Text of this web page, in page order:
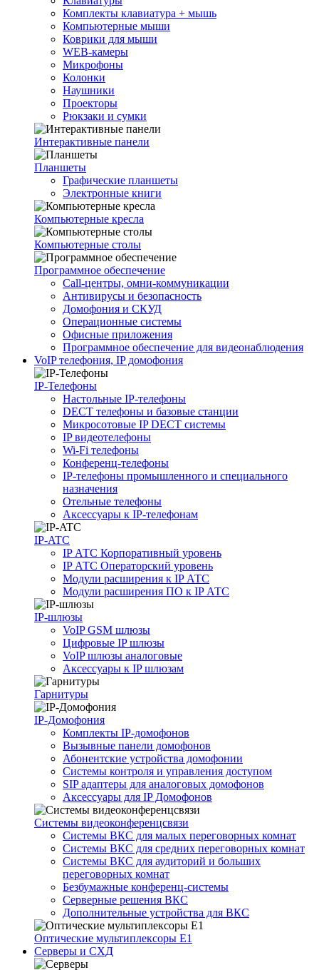
Комплекты клавиатура + мышь
Компьютерные мыши
Коврики для мыши
WEB-камеры
Микрофоны
Колонки
Наушники
Проекторы
Рюкзаки и сумки
Интерактивные панели
Планшеты
Графические планшеты
Электронные книги
Компьютерные кресла
Компьютерные столы
Программное обеспечение
Call-центры, омни-коммуникации
Антивирусы и безопасность
Домофония и СКУД
Операционные системы
Офисные приложения
Программное обеспечение для видеонаблюдения
VoIP телефония, IP домофония
IP-Телефоны
Настольные IP-телефоны
DECT телефоны и базовые станции
Микросотовые IP DECT системы
IP видеотелефоны
Wi-Fi телефоны
Конференц-телефоны
IP-телефоны промышленного и специального
назначения
Отельные телефоны
Аксессуары к IP-телефонам
IP-ATC
IP АТС Корпоративный уровень
IP АТС Операторский уровень
Модули расширения к IP АТС
Модули расширения ПО к IP АТС
IP-шлюзы
VoIP GSM шлюзы
Цифровые IP шлюзы
VoIP шлюзы аналоговые
Аксессуары к IP шлюзам
Гарнитуры
IP-Домофония
Комплекты IP-домофонов
Вызывные панели домофонов
Абонентские устройства домофонии
Системы контроля и управления доступом
SIP адаптеры для аналоговых домофонов
Аксессуары для IP Домофонов
Системы видеоконференцсвязи
Системы ВКС для малых переговорных комнат
Системы ВКС для средних переговорных комнат
Системы ВКС для аудиторий и больших
переговорных комнат
Безбумажные конференц-системы
Серверные решения ВКС
Дополнительные устройства для ВКС
Оптические мультиплексоры Е1
Серверы и СХД